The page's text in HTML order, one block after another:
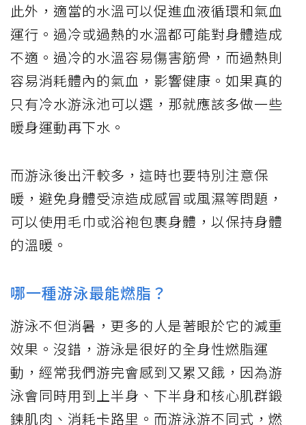
此外，適當的水溫可以促進血液循環和氣血
運行。過冷或過熱的水溫都可能對身體造成
不適。過冷的水溫容易傷害筋骨，而過熱則
容易消耗體內的氣血，影響健康。如果真的
只有冷水游泳池可以選，那就應該多做一些
暖身運動再下水。
而游泳後出汗較多，這時也要特別注意保
暖，避免身體受涼造成感冒或風濕等問題，
可以使用毛巾或浴袍包裹身體，以保持身體
的溫暖。
哪一種游泳最能燃脂？
游泳不但消暑，更多的人是著眼於它的減重
效果。沒錯，游泳是很好的全身性燃脂運
動，經常我們游完會感到又累又餓，因為游
泳會同時用到上半身、下半身和核心肌群鍛
鍊肌肉、消耗卡路里。而游泳游不同式，燃